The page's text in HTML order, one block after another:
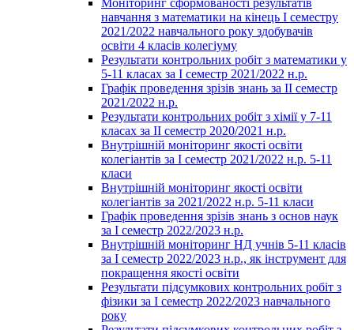
Моніторинг сформованості результатів
навчання з математики на кінець І семестру
2021/2022 навчального року здобувачів
освіти 4 класів колегіуму
Результати контрольних робіт з математики у
5-11 класах за І семестр 2021/2022 н.р.
Графік проведення зрізів знань за ІІ семестр
2021/2022 н.р.
Результати контрольних робіт з хімії у 7-11
класах за ІІ семестр 2020/2021 н.р.
Внутрішній моніторинг якості освіти
колегіантів за І семестр 2021/2022 н.р. 5-11
класи
Внутрішній моніторинг якості освіти
колегіантів за 2021/2022 н.р. 5-11 класи
Графік проведення зрізів знань з основ наук
за І семестр 2022/2023 н.р.
Внутрішній моніторинг НД учнів 5-11 класів
за І семестр 2022/2023 н.р., як інструмент для
покращення якості освіти
Результати підсумкових контрольних робіт з
фізики за І семестр 2022/2023 навчального
року